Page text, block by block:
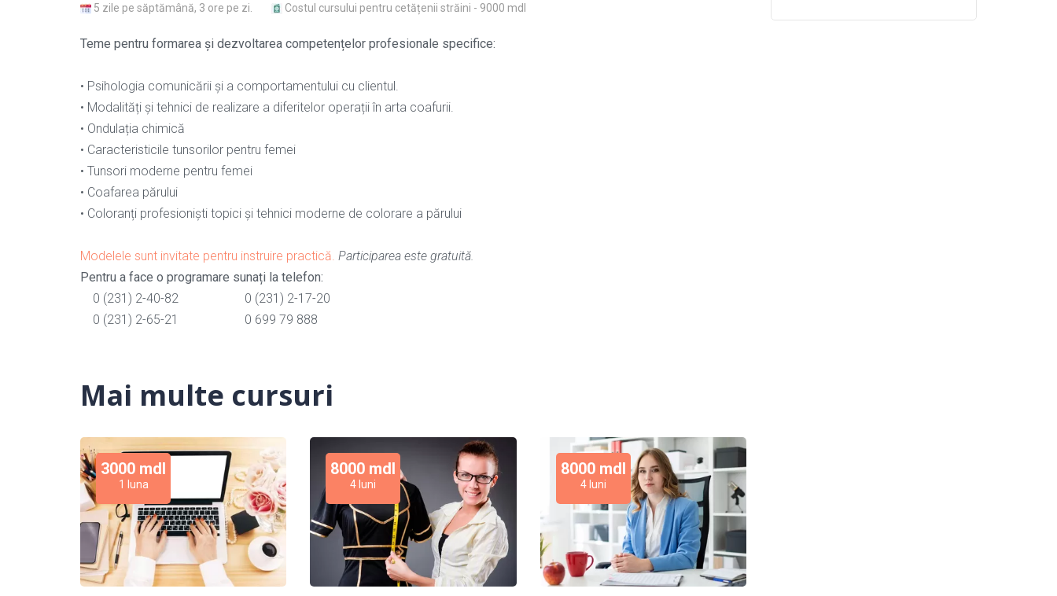
5 zile pe săptămână, 3 ore pe zi. Costul cursului pentru cetățenii străini - 9000 mdl
Teme pentru formarea și dezvoltarea competențelor profesionale specifice:
• Psihologia comunicării și a comportamentului cu clientul.
• Modalități și tehnici de realizare a diferitelor operații în arta coafurii.
• Ondulația chimică
• Caracteristicile tunsorilor pentru femei
• Tunsori moderne pentru femei
• Coafarea părului
• Coloranți profesioniști topici și tehnici moderne de colorare a părului
Modelele sunt invitate pentru instruire practică. Participarea este gratuită.
Pentru a face o programare sunați la telefon:
0 (231) 2-40-82 0 (231) 2-17-20
0 (231) 2-65-21 0 699 79 888
Mai multe cursuri
3000 mdl
1 luna
8000 mdl
4 luni
8000 mdl
4 luni